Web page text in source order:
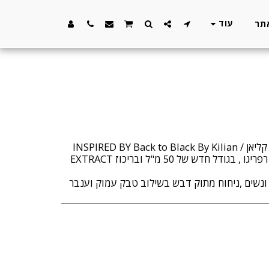
עוד
מגיע בבקבוק היוקרתי של הבית רפריגו , בגודל חדש של 50 מ"ל ובריכוז EXTRACT
,ניחוח מתוק דבש בשילוב טבק עמוק וענבר